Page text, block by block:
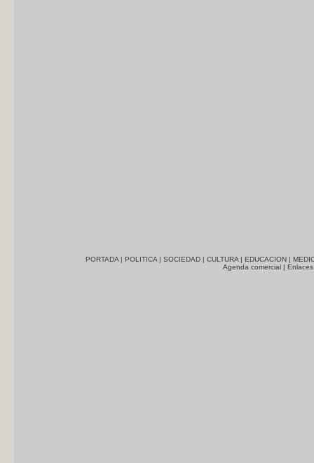
PORTADA | POLITICA | SOCIEDAD | CULTURA | EDUCACION |
Agenda comercial |Enlaces